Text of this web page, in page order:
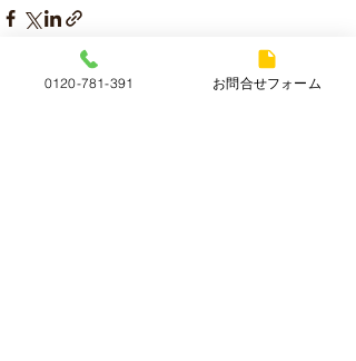
0120-781-391 お問合せフォーム